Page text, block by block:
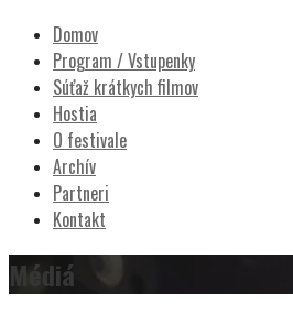
Domov
Program / Vstupenky
Súťaž krátkych filmov
Hostia
O festivale
Archív
Partneri
Kontakt
Médiá